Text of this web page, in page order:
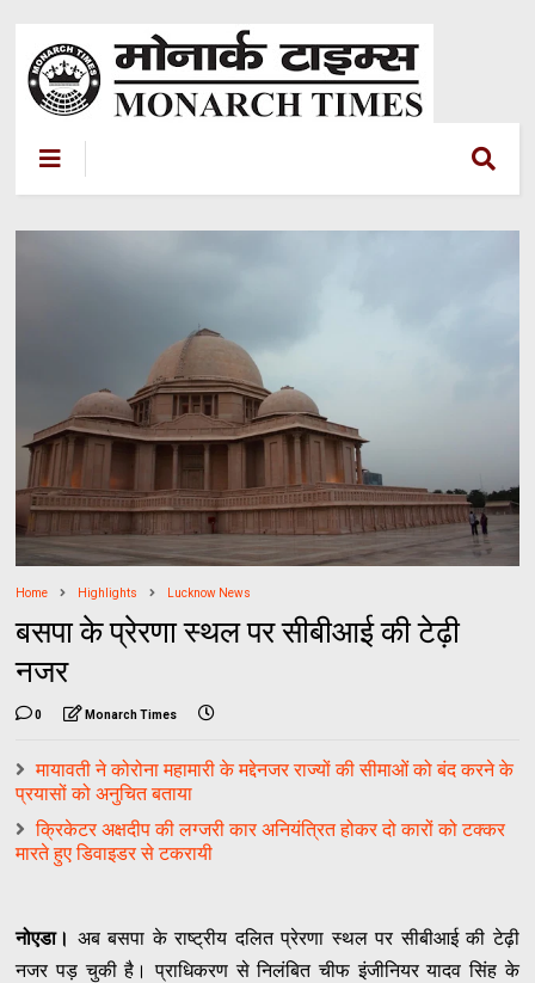
Home Highlights Lucknow News
बसपा के प्रेरणा स्थल पर सीबीआई की टेढ़ी
नजर
0 Monarch Times
मायावती ने कोरोना महामारी के मद्देनजर राज्यों की सीमाओं को बंद करने के
प्रयासों को अनुचित बताया
क्रिकेटर अक्षदीप की लग्जरी कार अनियंत्रित होकर दो कारों को टक्कर
मारते हुए डिवाइडर से टकरायी
नोएडा। अब बसपा के राष्ट्रीय दलित प्रेरणा स्थल पर सीबीआई की टेढ़ी
नजर पड़ चुकी है। प्राधिकरण से निलंबित चीफ इंजीनियर यादव सिंह के